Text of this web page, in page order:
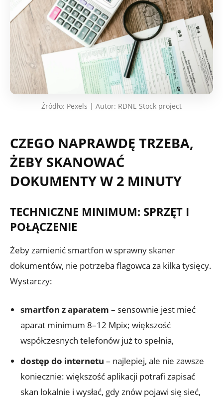
Źródło: Pexels | Autor: RDNE Stock project
CZEGO NAPRAWDĘ TRZEBA,
ŻEBY SKANOWAĆ
DOKUMENTY W 2 MINUTY
TECHNICZNE MINIMUM: SPRZĘT I
POŁĄCZENIE
Żeby zamienić smartfon w sprawny skaner
dokumentów, nie potrzeba flagowca za kilka tysięcy.
Wystarczy:
smartfon z aparatem – sensownie jest mieć
aparat minimum 8–12 Mpix; większość
współczesnych telefonów już to spełnia,
dostęp do internetu – najlepiej, ale nie zawsze
koniecznie: większość aplikacji potrafi zapisać
skan lokalnie i wysłać, gdy znów pojawi się sieć,